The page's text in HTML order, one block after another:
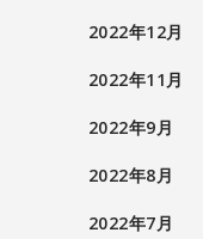
2022年12月
2022年11月
2022年9月
2022年8月
2022年7月